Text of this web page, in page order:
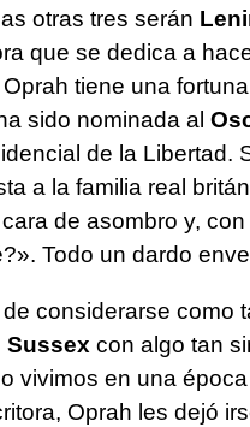
otras tres serán
que se dedica a
Oprah tiene una
sido nominada al
de la Libertad.
a la familia real
de asombro y,
Todo un dardo
considerarse como
Sussex con algo tan
vivimos en una
Oprah les dejó